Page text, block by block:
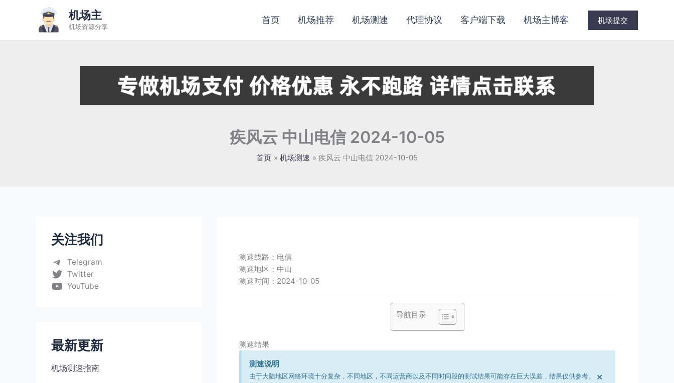
机场主
机场资源分享
首页 机场推荐 机场测速 代理协议 客户端下载 机场主博客 机场提交
疾风云 中山电信 2024-10-05
首页 机场测速 疾风云 中山电信 2024-10-05
关注我们
Telegram
Twitter
YouTube
最新更新
机场测速指南
测速线路： 电信
测速地区： 中山
测速时间： 2024-10-05
导航目录
测速结果
测速说明
由于大陆地区网络环境十分复杂，不同地区，不同运营商以及不同时间段的测试结果可能存在巨大误差，结果仅供参考。 ×